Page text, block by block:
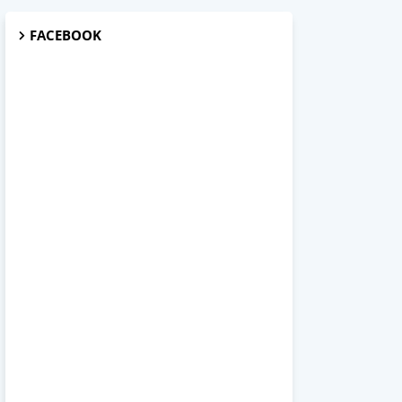
FACEBOOK